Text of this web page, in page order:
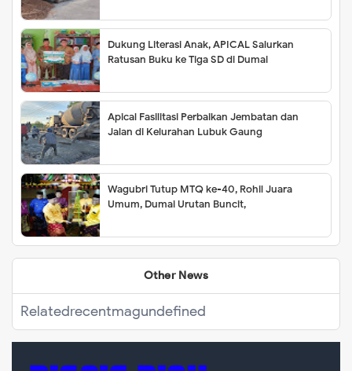
Dukung Literasi Anak, APICAL Salurkan
Ratusan Buku ke Tiga SD di Dumai
Apical Fasilitasi Perbaikan Jembatan dan
Jalan di Kelurahan Lubuk Gaung
Wagubri Tutup MTQ ke-40, Rohil Juara
Umum, Dumai Urutan Buncit,
Other News
Relatedrecentmagundefined